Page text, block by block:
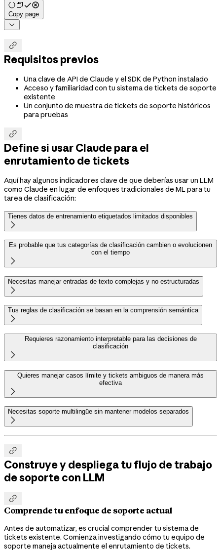
Copy page


Requisitos previos
Una clave de API de Claude y el SDK de Python instalado
Acceso y familiaridad con tu sistema de tickets de soporte
existente
Un conjunto de muestra de tickets de soporte históricos
para pruebas

Define si usar Claude para el
enrutamiento de tickets
Aquí hay algunos indicadores clave de que deberías usar un LLM
como Claude en lugar de enfoques tradicionales de ML para tu
tarea de clasificación:
Tienes datos de entrenamiento etiquetados limitados disponibles

Es probable que tus categorías de clasificación cambien o evolucionen
con el tiempo

Necesitas manejar entradas de texto complejas y no estructuradas

Tus reglas de clasificación se basan en la comprensión semántica

Requieres razonamiento interpretable para las decisiones de
clasificación

Quieres manejar casos límite y tickets ambiguos de manera más
efectiva

Necesitas soporte multilingüe sin mantener modelos separados


Construye y despliega tu flujo de trabajo
de soporte con LLM

Comprende tu enfoque de soporte actual
Antes de automatizar, es crucial comprender tu sistema de
tickets existente. Comienza investigando cómo tu equipo de
soporte maneja actualmente el enrutamiento de tickets.